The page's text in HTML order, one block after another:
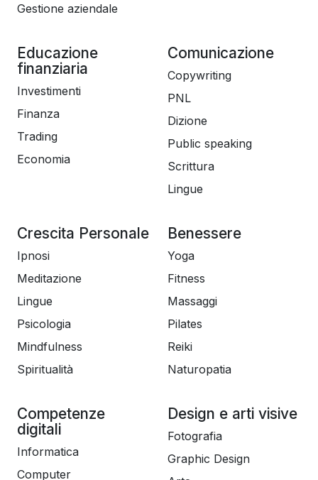
Gestione aziendale
Educazione
finanziaria
Investimenti
Finanza
Trading
Economia
Comunicazione
Copywriting
PNL
Dizione
Public speaking
Scrittura
Lingue
Crescita Personale
Ipnosi
Meditazione
Lingue
Psicologia
Mindfulness
Spiritualità
Benessere
Yoga
Fitness
Massaggi
Pilates
Reiki
Naturopatia
Competenze
digitali
Informatica
Computer
Design e arti visive
Fotografia
Graphic Design